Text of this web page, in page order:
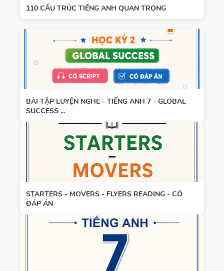
HỌC KỲ 1 -
CHUYÊN ĐỀ
TIẾNG ANH
- PDF AI
SPEAKING
TIẾNG ANH
SPEAKING -
4 -
E
SPEAKING
110 CẤU TRÚC TIẾNG ANH QUAN TRỌNG
BÀI TẬP LUYỆN NGHE - TIẾNG ANH 7 - GLOBAL
SUCCESS ...
STARTERS - MOVERS - FLYERS READING - CÓ
ĐÁP ÁN